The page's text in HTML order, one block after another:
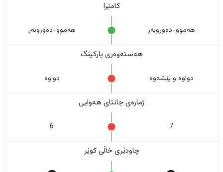
کامێرا
هەموو-دەوروبەر هەموو-دەوروبەر
هەستەوەری پارکینگ
دواوە و پێشەوە دواوە
ژمارەی جانتای هەوایی
7
6
چاودێری خاڵی کوێر